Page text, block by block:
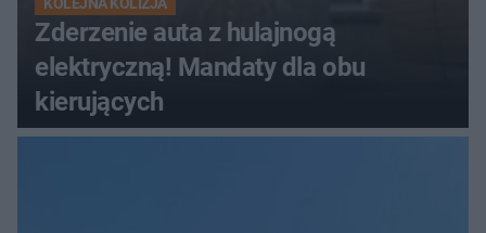
KOLEJNA KOLIZJA
Zderzenie auta z hulajnogą
elektryczną! Mandaty dla obu
kierujących